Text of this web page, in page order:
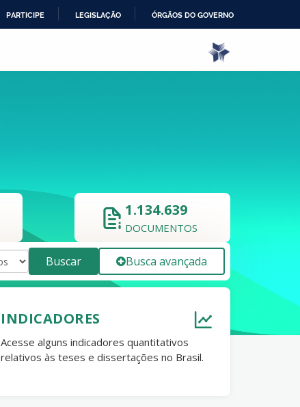
PARTICIPE LEGISLAÇÃO ÓRGÃOS DO GOVERNO
1.134.639
DOCUMENTOS
Buscar Busca avançada
INDICADORES
Acesse alguns indicadores quantitativos
relativos às teses e dissertações no Brasil.